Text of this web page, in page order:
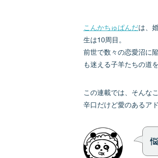
こんかちゅぱんだは、
生は10周目。
前世で数々の恋愛沼に
も迷える子羊たちの道
この連載では、そんな
辛口だけど愛のあるア